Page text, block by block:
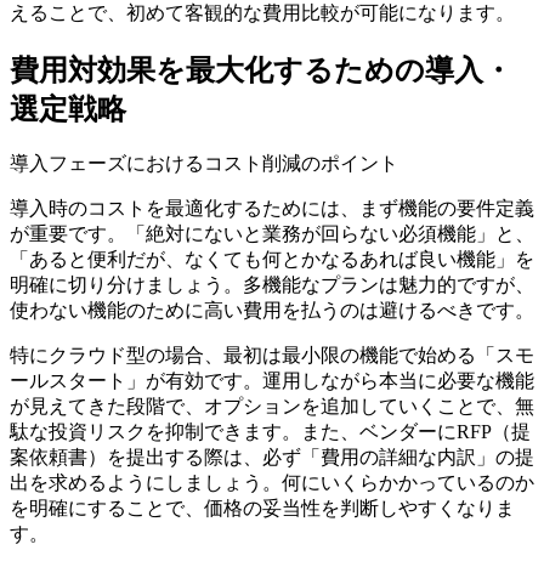
えることで、初めて客観的な費用比較が可能になります。
費用対効果を最大化するための導入・
選定戦略
導入フェーズにおけるコスト削減のポイント
導入時のコストを最適化するためには、まず機能の要件定義
が重要です。「絶対にないと業務が回らない必須機能 」と、
「あると便利だが、なくても何とかなるあれば良い機能 」を
明確に切り分けましょう。多機能なプランは魅力的ですが、
使わない機能のために高い費用を払うのは避けるべきです。
特にクラウド型の場合、最初は最小限の機能で始める
「スモ
ールスタート」 が有効です。運用しながら本当に必要な機能
が見えてきた段階で、オプションを追加していくことで、無
駄な投資リスクを抑制できます。また、ベンダーにRFP（提
案依頼書）を提出する際は、必ず 「費用の詳細な内訳」 の提
出を求めるようにしましょう。何にいくらかかっているのか
を明確にすることで、価格の妥当性を判断しやすくなりま
す。